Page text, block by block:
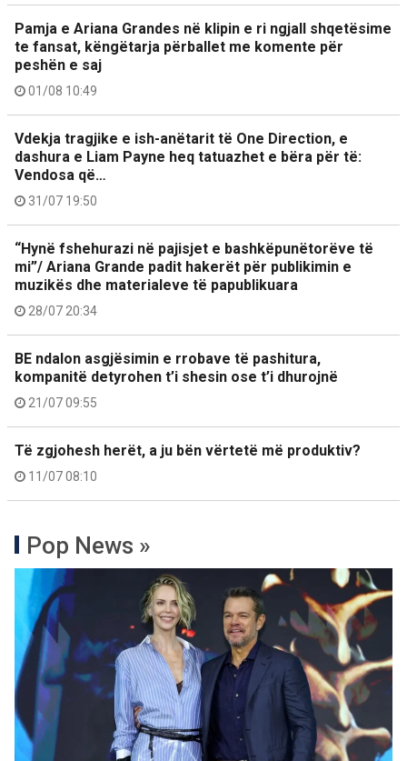
Pamja e Ariana Grandes në klipin e ri ngjall shqetësime
te fansat, këngëtarja përballet me komente për
peshën e saj
01/08 10:49
Vdekja tragjike e ish-anëtarit të One Direction, e
dashura e Liam Payne heq tatuazhet e bëra për të:
Vendosa që…
31/07 19:50
“Hynë fshehurazi në pajisjet e bashkëpunëtorëve të
mi”/ Ariana Grande padit hakerët për publikimin e
muzikës dhe materialeve të papublikuara
28/07 20:34
BE ndalon asgjësimin e rrobave të pashitura,
kompanitë detyrohen t’i shesin ose t’i dhurojnë
21/07 09:55
Të zgjohesh herët, a ju bën vërtetë më produktiv?
11/07 08:10
Pop News »